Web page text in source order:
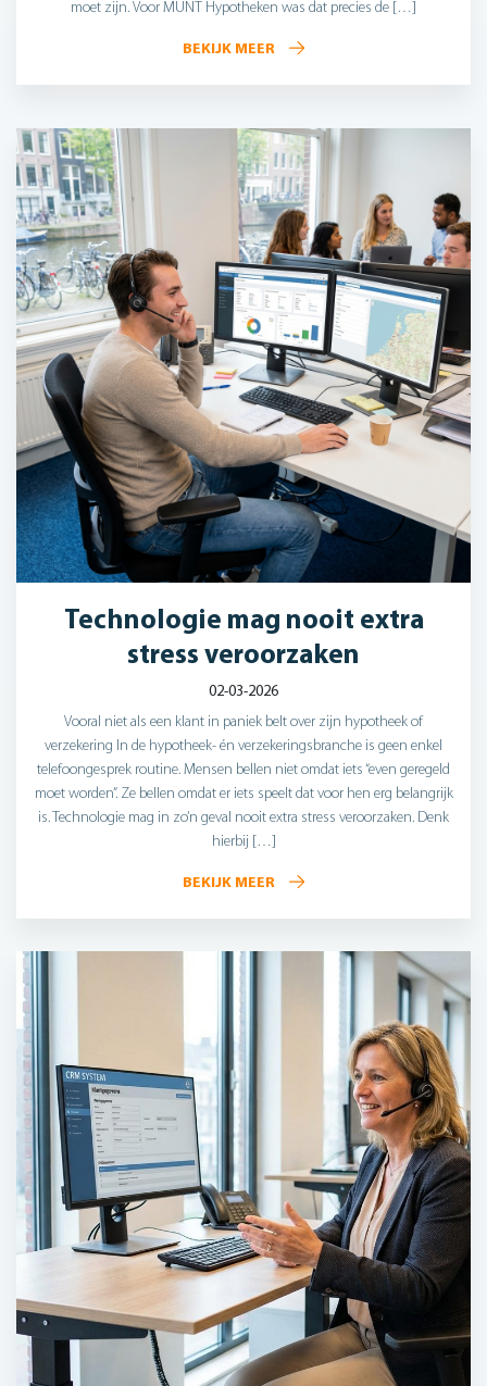
moet zijn. Voor MUNT Hypotheken was dat precies de […]
BEKIJK MEER
Technologie mag nooit extra
stress veroorzaken
02-03-2026
Vooral niet als een klant in paniek belt over zijn hypotheek of
verzekering In de hypotheek- én verzekeringsbranche is geen enkel
telefoongesprek routine. Mensen bellen niet omdat iets “even geregeld
moet worden”. Ze bellen omdat er iets speelt dat voor hen erg belangrijk
is. Technologie mag in zo’n geval nooit extra stress veroorzaken. Denk
hierbij […]
BEKIJK MEER